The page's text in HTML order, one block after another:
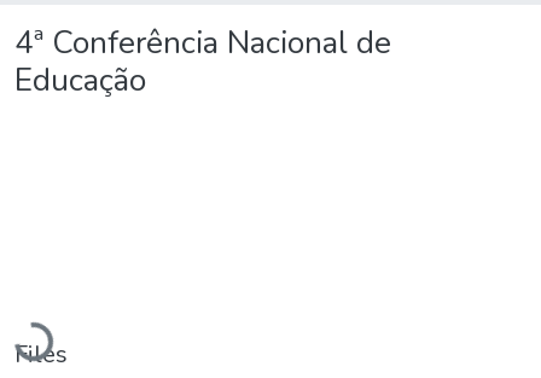
4ª Conferência Nacional de
Educação
Loading...
Files